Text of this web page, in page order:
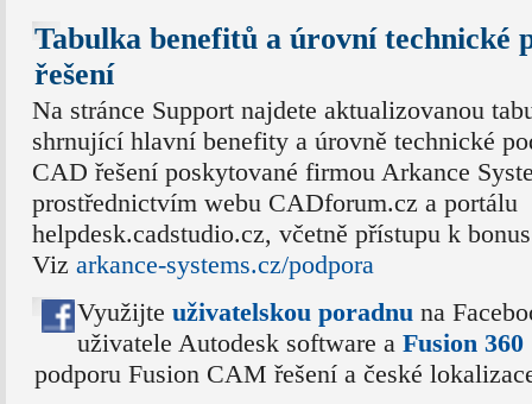
Tabulka benefitů a úrovní technické
řešení
Na stránce Support najdete aktualizovanou
shrnující hlavní benefity a úrovně technické
CAD řešení poskytované firmou Arkance
prostřednictvím webu CADforum.cz a portálu
helpdesk.cadstudio.cz, včetně přístupu k
Viz arkance-systems.cz/podpora
Využijte uživatelskou poradnu na
uživatele Autodesk software a Fusion
podporu Fusion CAM řešení a české